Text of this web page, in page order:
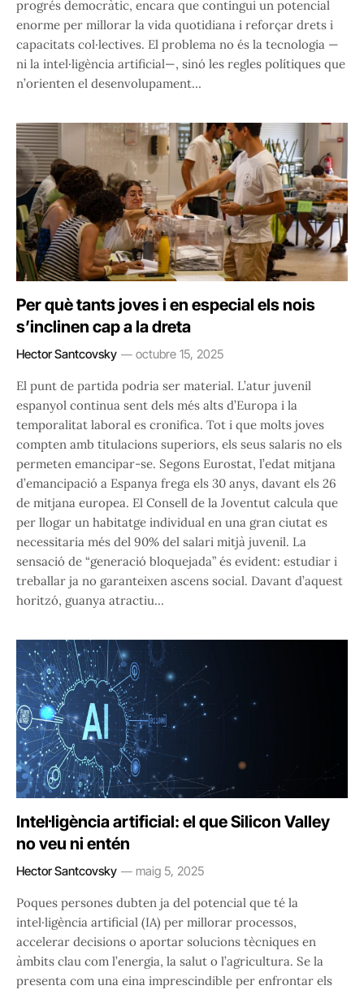
progrés democràtic, encara que contingui un potencial
enorme per millorar la vida quotidiana i reforçar drets i
capacitats col·lectives. El problema no és la tecnologia —
ni la intel·ligència artificial—, sinó les regles polítiques que
n’orienten el desenvolupament…
Per què tants joves i en especial els nois
s’inclinen cap a la dreta
Hector Santcovsky octubre 15, 2025
El punt de partida podria ser material. L’atur juvenil
espanyol continua sent dels més alts d’Europa i la
temporalitat laboral es cronifica. Tot i que molts joves
compten amb titulacions superiors, els seus salaris no els
permeten emancipar-se. Segons Eurostat, l’edat mitjana
d’emancipació a Espanya frega els 30 anys, davant els 26
de mitjana europea. El Consell de la Joventut calcula que
per llogar un habitatge individual en una gran ciutat es
necessitaria més del 90% del salari mitjà juvenil. La
sensació de “generació bloquejada” és evident: estudiar i
treballar ja no garanteixen ascens social. Davant d’aquest
horitzó, guanya atractiu…
Intel·ligència artificial: el que Silicon Valley
no veu ni entén
Hector Santcovsky maig 5, 2025
Poques persones dubten ja del potencial que té la
intel·ligència artificial (IA) per millorar processos,
accelerar decisions o aportar solucions tècniques en
àmbits clau com l’energia, la salut o l’agricultura. Se la
presenta com una eina imprescindible per enfrontar els